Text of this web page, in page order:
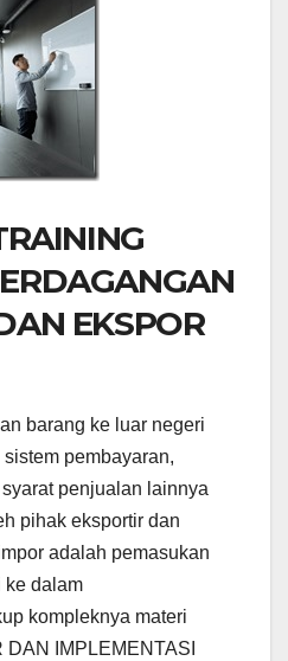
EKSPOR
barang ke luar negeri
pembayaran,
penjualan lainnya
pihak eksportir dan
adalah pemasukan
ke dalam
kompleknya materi
IMPLEMENTASI